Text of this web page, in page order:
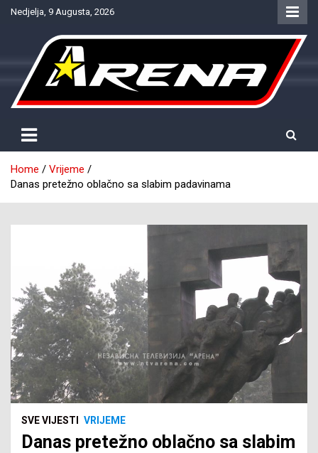
SkipNedjelja, 9 Augusta, 2026
NTV Arena
Home
Vrijeme
Danas pretežno oblačno sa slabim padavinama
SVE VIJESTI VRIJEME
Danas pretežno oblačno sa slabim